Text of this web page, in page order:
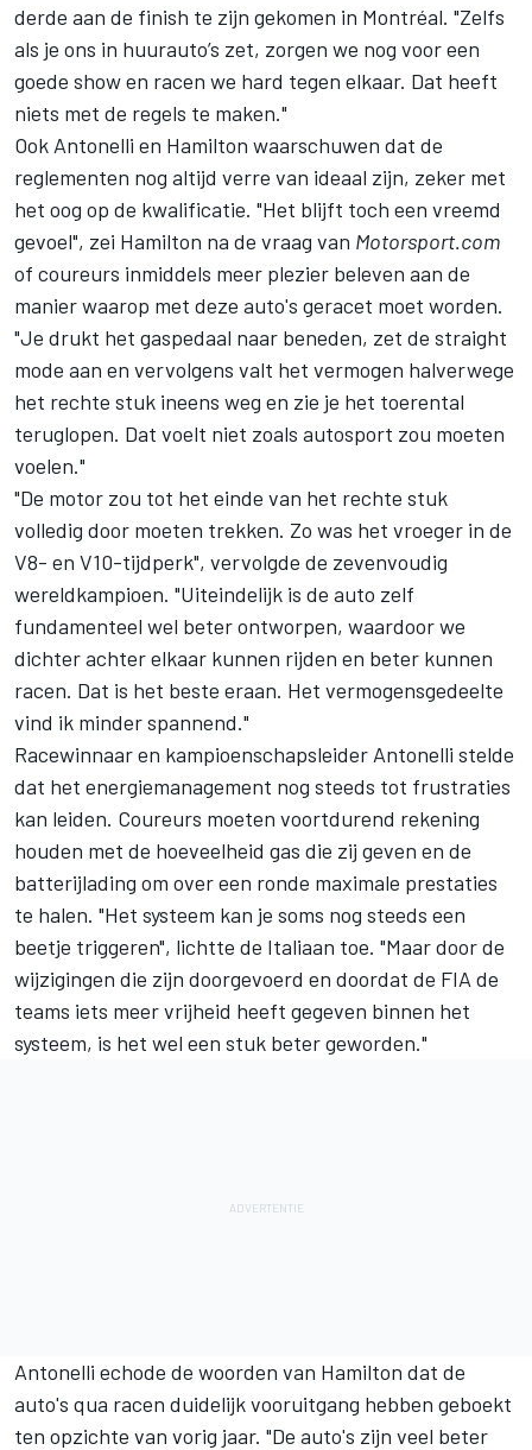
derde aan de finish te zijn gekomen in Montréal. "Zelfs
als je ons in huurauto’s zet, zorgen we nog voor een
goede show en racen we hard tegen elkaar. Dat heeft
niets met de regels te maken."
Ook Antonelli en Hamilton waarschuwen dat de
reglementen nog altijd verre van ideaal zijn, zeker met
het oog op de kwalificatie. "Het blijft toch een vreemd
gevoel", zei Hamilton na de vraag van Motorsport.com
of coureurs inmiddels meer plezier beleven aan de
manier waarop met deze auto's geracet moet worden.
"Je drukt het gaspedaal naar beneden, zet de straight
mode aan en vervolgens valt het vermogen halverwege
het rechte stuk ineens weg en zie je het toerental
teruglopen. Dat voelt niet zoals autosport zou moeten
voelen."
"De motor zou tot het einde van het rechte stuk
volledig door moeten trekken. Zo was het vroeger in de
V8- en V10-tijdperk", vervolgde de zevenvoudig
wereldkampioen. "Uiteindelijk is de auto zelf
fundamenteel wel beter ontworpen, waardoor we
dichter achter elkaar kunnen rijden en beter kunnen
racen. Dat is het beste eraan. Het vermogensgedeelte
vind ik minder spannend."
Racewinnaar en kampioenschapsleider Antonelli stelde
dat het energiemanagement nog steeds tot frustraties
kan leiden. Coureurs moeten voortdurend rekening
houden met de hoeveelheid gas die zij geven en de
batterijlading om over een ronde maximale prestaties
te halen. "Het systeem kan je soms nog steeds een
beetje triggeren", lichtte de Italiaan toe. "Maar door de
wijzigingen die zijn doorgevoerd en doordat de FIA de
teams iets meer vrijheid heeft gegeven binnen het
systeem, is het wel een stuk beter geworden."
Antonelli echode de woorden van Hamilton dat de
auto's qua racen duidelijk vooruitgang hebben geboekt
ten opzichte van vorig jaar. "De auto's zijn veel beter